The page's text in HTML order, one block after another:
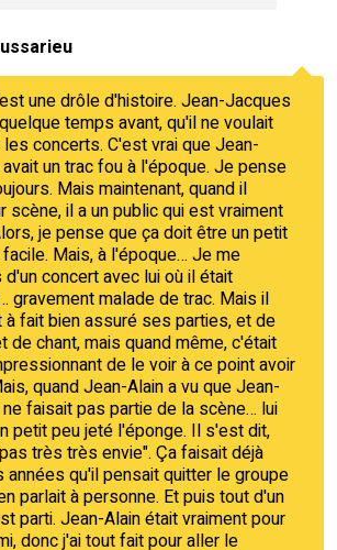
une drôle d'histoire. Jean-Jacques
temps avant, qu'il ne voulait
concerts. C'est vrai que Jean-
un trac fou à l'époque. Je pense
Mais maintenant, quand il
scène, il a un public qui est vraiment
je pense que ça doit être un petit
Mais, à l'époque… Je me
concert avec lui où il était
gravement malade de trac. Mais il
à fait bien assuré ses parties, et de
de chant, mais quand même, c'était
de le voir à ce point avoir
quand Jean-Alain a vu que Jean-
faisait pas partie de la scène… lui
petit peu jeté l'éponge. Il s'est dit,
très très envie". Ça faisait déjà
années qu'il pensait quitter le groupe
parlait à personne. Et puis tout d'un
parti. Jean-Alain était vraiment pour
donc j'ai tout fait pour aller le